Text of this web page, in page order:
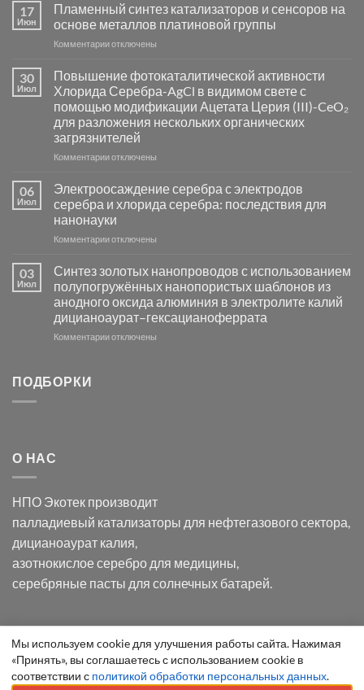
17
Июн
Пламенный синтез катализаторов и сенсоров на
основе металлов платиновой группы
Комментариик
Пламенный
синтез
катализаторов
и
сенсоров
на
основе
группы
отключены
30
Июл
Повышение фотокаталитической активности
Хлорида Серебра-AgCl в видимом свете с
помощью модификации Ацетата Церия (III)-CeO₂
для разложения нескольких органических
загрязнителей
Комментариик
фотокаталитической
активности
Хлорида
Серебра-
в
видимом
свете
с
помощью
модификации
отключены
06
Июл
Электроосаждение серебра с электродов
серебра и хлорида серебра: последствия для
нанонауки
Комментариик
серебра
с
электродов
серебра
и
отключены
03
Июл
Синтез золотых нанопроводов с использованием
полупогружённых нанопористых шаблонов из
анодного оксида алюминия в электролите калий
дицианоаурат–гексацианоферрата
Комментариик
оксида
в
электролите
калий
дицианоаурат–
гексацианоферрата
отключены
ПОДБОРКИ
О НАС
НПО Экотек производит
палладиевый катализаторы для нефтегазового сектора,
дицианоаурат калия,
азотнокислое серебро для медицины,
серебряные пасты для солнечных батарей.
ООО "Экотек" 2026 ©Внимание! Все указанные сведения
приведены как справочная информация и не являются
публичной офертой, определяемой положениями статьи 437
Уведомление
о
cookie
Мы используем cookie для улучшения работы сайта. Нажимая
«Принять», вы соглашаетесь с использованием cookie в
соответствии с политикой обработки персональных данных.